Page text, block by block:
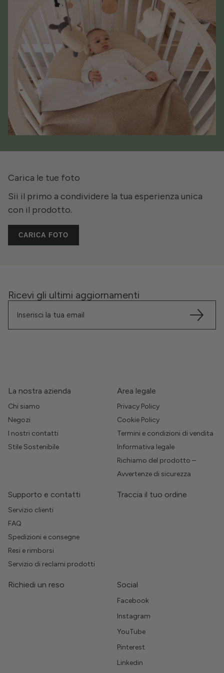
Carica le tue foto
Sii il primo a condividere la tua esperienza unica
con il prodotto.
CARICA FOTO
Ricevi gli ultimi aggiornamenti
La nostra azienda
Chi siamo
Negozi
I nostri contatti
Stile Sostenibile
Area legale
Privacy Policy
Cookie Policy
Termini e condizioni di vendita
Informativa legale
Richiamo del prodotto –
Avvertenze di sicurezza
Supporto e contatti
Servizio clienti
FAQ
Spedizioni e consegne
Resi e rimborsi
Servizio di reclami prodotti
Traccia il tuo ordine
Richiedi un reso Social
Facebook
Instagram
YouTube
Pinterest
Linkedin